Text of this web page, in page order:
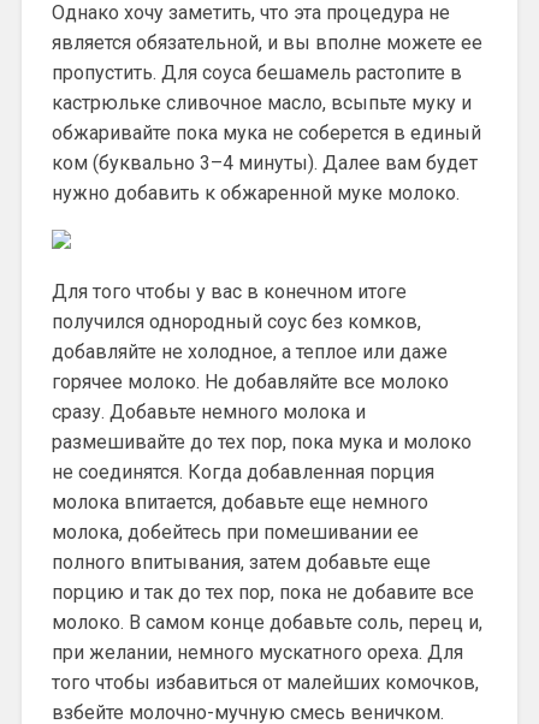
Однако хочу заметить, что эта процедура не
является обязательной, и вы вполне можете ее
пропустить. Для соуса бешамель растопите в
кастрюльке сливочное масло, всыпьте муку и
обжаривайте пока мука не соберется в единый
ком (буквально 3–4 минуты). Далее вам будет
нужно добавить к обжаренной муке молоко.
Для того чтобы у вас в конечном итоге
получился однородный соус без комков,
добавляйте не холодное, а теплое или даже
горячее молоко. Не добавляйте все молоко
сразу. Добавьте немного молока и
размешивайте до тех пор, пока мука и молоко
не соединятся. Когда добавленная порция
молока впитается, добавьте еще немного
молока, добейтесь при помешивании ее
полного впитывания, затем добавьте еще
порцию и так до тех пор, пока не добавите все
молоко. В самом конце добавьте соль, перец и,
при желании, немного мускатного ореха. Для
того чтобы избавиться от малейших комочков,
взбейте молочно-мучную смесь веничком.